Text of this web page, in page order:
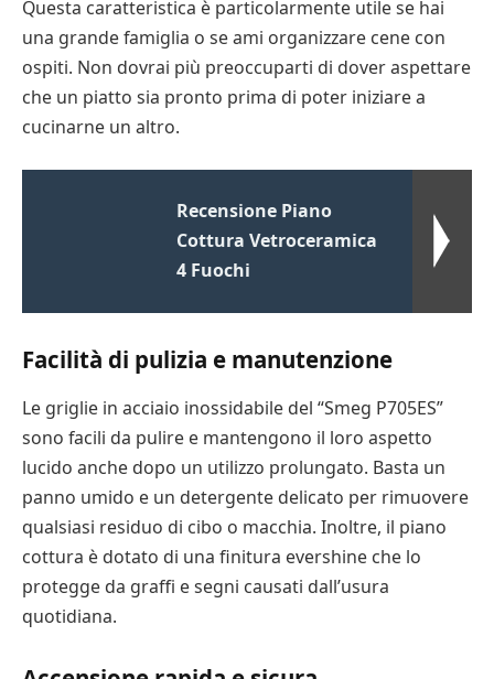
Questa caratteristica è particolarmente utile se hai
una grande famiglia o se ami organizzare cene con
ospiti. Non dovrai più preoccuparti di dover aspettare
che un piatto sia pronto prima di poter iniziare a
cucinarne un altro.
Recensione Piano
Cottura Vetroceramica
4 Fuochi
Facilità di pulizia e manutenzione
Le griglie in acciaio inossidabile del “Smeg P705ES”
sono facili da pulire e mantengono il loro aspetto
lucido anche dopo un utilizzo prolungato. Basta un
panno umido e un detergente delicato per rimuovere
qualsiasi residuo di cibo o macchia. Inoltre, il piano
cottura è dotato di una finitura evershine che lo
protegge da graffi e segni causati dall’usura
quotidiana.